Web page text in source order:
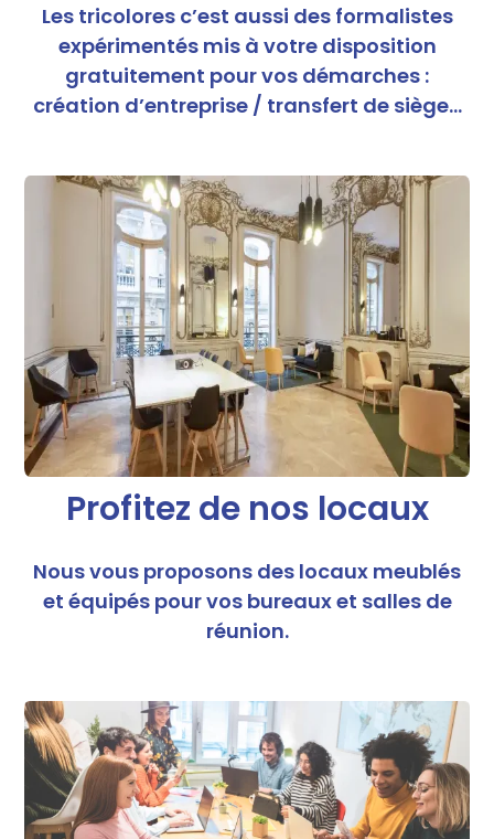
Les tricolores c’est aussi des formalistes
expérimentés mis à votre disposition
gratuitement pour vos démarches :
création d’entreprise / transfert de siège…
Profitez de nos locaux
Nous vous proposons des locaux meublés
et équipés pour vos bureaux et salles de
réunion.